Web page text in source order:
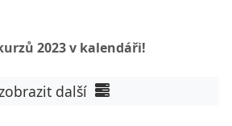
2023 v kalendáři!
další